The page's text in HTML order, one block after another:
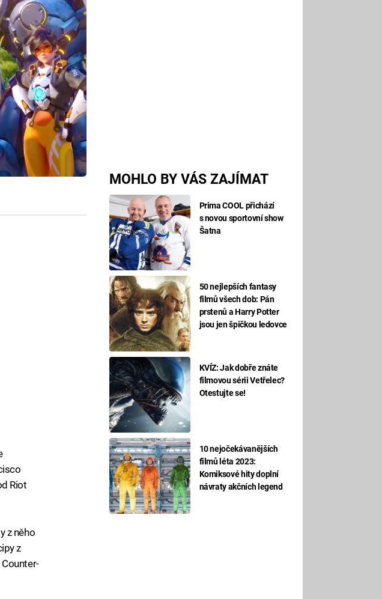
MOHLO BY VÁS ZAJÍMAT
Prima COOL přichází
s novou sportovní show
Šatna
50 nejlepších fantasy
filmů všech dob: Pán
prstenů a Harry Potter
jsou jen špičkou ledovce
KVÍZ: Jak dobře znáte
filmovou sérii Vetřelec?
Otestujte se!
10 nejočekávanějších
filmů léta 2023:
Komiksové hity doplní
návraty akčních legend
Riot
z něho
z